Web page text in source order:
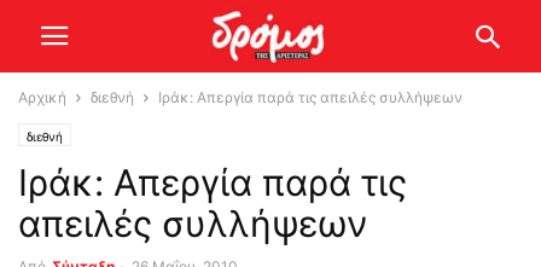
Αρχική διεθνή Ιράκ: Απεργία παρά τις απειλές συλλήψεων
διεθνή
Ιράκ: Απεργία παρά τις
απειλές συλλήψεων